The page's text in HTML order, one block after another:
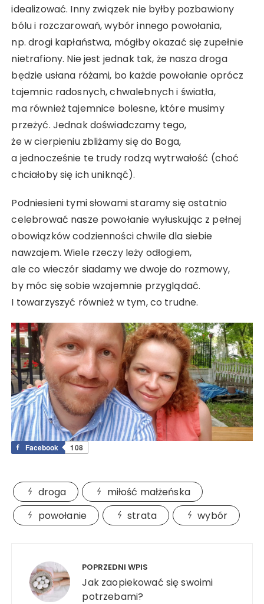
idealizować. Inny związek nie byłby pozbawiony
bólu i rozczarowań, wybór innego powołania,
np. drogi kapłaństwa, mógłby okazać się zupełnie
nietrafiony. Nie jest jednak tak, że nasza droga
będzie usłana różami, bo każde powołanie oprócz
tajemnic radosnych, chwalebnych i światła,
ma również tajemnice bolesne, które musimy
przeżyć. Jednak doświadczamy tego,
że w cierpieniu zbliżamy się do Boga,
a jednocześnie te trudy rodzą wytrwałość (choć
chciałoby się ich uniknąć).
Podniesieni tymi słowami staramy się ostatnio
celebrować nasze powołanie wyłuskując z pełnej
obowiązków codzienności chwile dla siebie
nawzajem. Wiele rzeczy leży odłogiem,
ale co wieczór siadamy we dwoje do rozmowy,
by móc się sobie wzajemnie przyglądać.
I towarzyszyć również w tym, co trudne.
Facebook 108
droga
miłość małżeńska
powołanie
strata wybór
wpisu POPRZEDNI WPIS
Jak zaopiekować się swoimi
potrzebami?